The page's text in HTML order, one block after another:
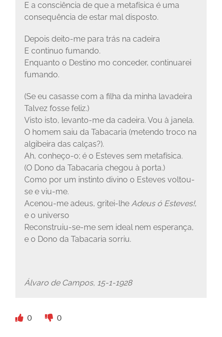
E a consciência de que a metafísica é uma
consequência de estar mal disposto.
Depois deito-me para trás na cadeira
E continuo fumando.
Enquanto o Destino mo conceder, continuarei
fumando.
(Se eu casasse com a filha da minha lavadeira
Talvez fosse feliz.)
Visto isto, levanto-me da cadeira. Vou à janela.
O homem saiu da Tabacaria (metendo troco na
algibeira das calças?).
Ah, conheço-o; é o Esteves sem metafísica.
(O Dono da Tabacaria chegou à porta.)
Como por um instinto divino o Esteves voltou-
se e viu-me.
Acenou-me adeus, gritei-lhe Adeus ó Esteves!,
e o universo
Reconstruiu-se-me sem ideal nem esperança,
e o Dono da Tabacaria sorriu.
Álvaro de Campos, 15-1-1928
0 0